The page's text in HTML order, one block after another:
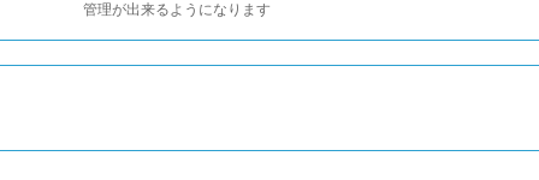
管理が出来るようになります